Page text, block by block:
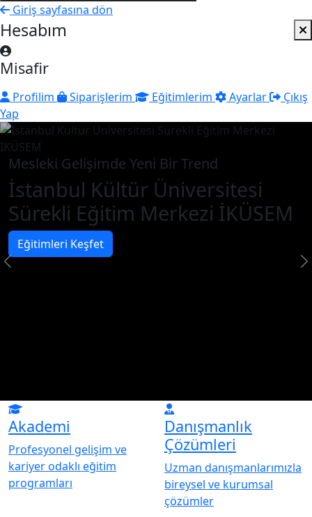
Giriş sayfasına dön
Hesabım
Misafir
Profilim Siparişlerim Eğitimlerim Ayarlar
Çıkış
Yap
Mesleki Gelişimde Yeni Bir Trend
İstanbul Kültür Üniversitesi
Sürekli Eğitim Merkezi İKÜSEM
Eğitimleri Keşfet
Akademi
Profesyonel gelişim ve
kariyer odaklı eğitim
programları
Danışmanlık
Çözümleri
Uzman danışmanlarımızla
bireysel ve kurumsal
çözümler